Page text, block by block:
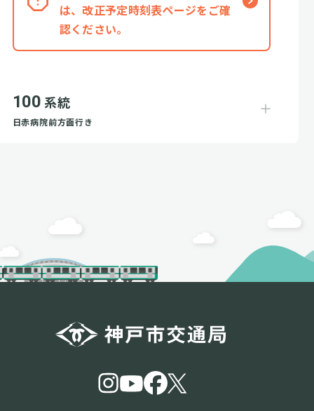
は、改正予定時刻表ページをご確
認ください。
100 系統
日赤病院前方面行き